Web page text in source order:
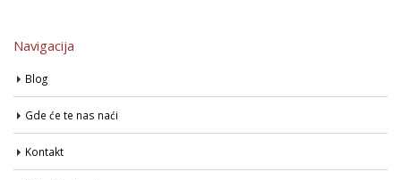
Navigacija
Blog
Gde će te nas naći
Kontakt